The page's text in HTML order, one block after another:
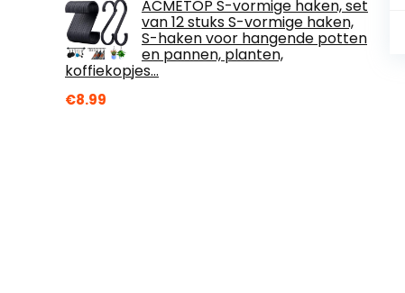
ACMETOP S-vormige haken, set
van 12 stuks S-vormige haken,
S-haken voor hangende potten
en pannen, planten,
koffiekopjes…
€8.99